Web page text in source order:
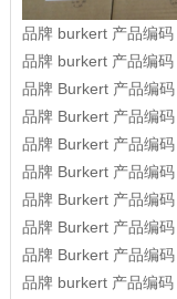
品牌 burkert 产品编码
品牌 burkert 产品编码
品牌 Burkert 产品编码
品牌 Burkert 产品编码
品牌 Burkert 产品编码
品牌 Burkert 产品编码
品牌 Burkert 产品编码
品牌 Burkert 产品编码
品牌 Burkert 产品编码
品牌 burkert 产品编码